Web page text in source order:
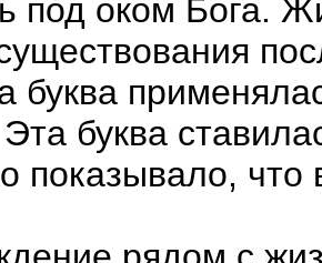
под оком Бога.
буква
буква
показывало, что